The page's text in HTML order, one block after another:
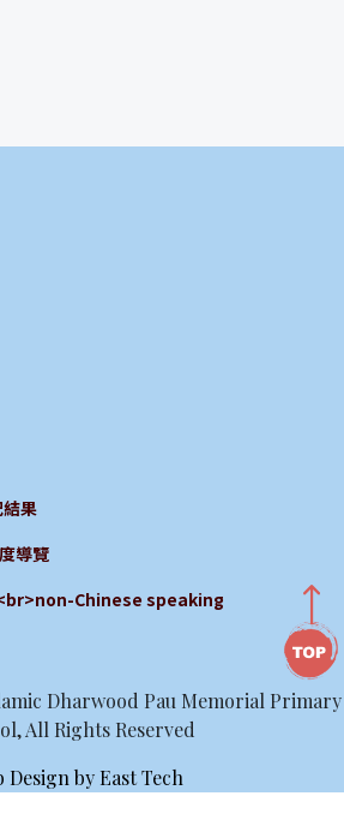
果
導覽
Chinese speaking
Dharwood Pau Memorial Primary
All Rights Reserved
DesignbyEast Tech